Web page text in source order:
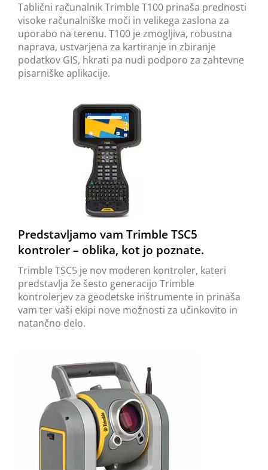
Tablični računalnik Trimble T100 prinaša prednosti
visoke računalniške moči in velikega zaslona za
uporabo na terenu. T100 je zmogljiva, robustna
naprava, ustvarjena za kartiranje in zbiranje
podatkov GIS, hkrati pa nudi podporo za zahtevne
pisarniške aplikacije.
Predstavljamo vam Trimble TSC5
kontroler – oblika, kot jo poznate.
Trimble TSC5 je nov moderen kontroler, kateri
predstavlja že šesto generacijo Trimble
kontrolerjev za geodetske inštrumente in prinaša
vam ter vaši ekipi nove možnosti za učinkovito in
natančno delo.